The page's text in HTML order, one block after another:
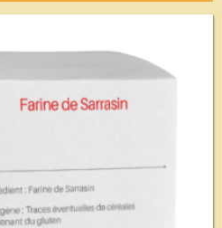
le détail